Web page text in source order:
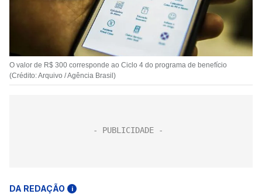
O valor de R$ 300 corresponde ao Ciclo 4 do programa de benefício
(Crédito: Arquivo / Agência Brasil)
DA REDAÇÃO i